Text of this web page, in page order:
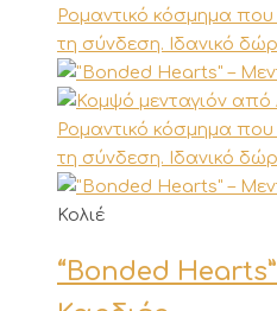
Κολιέ
“Bonded
Αυτό
προϊόν
έχει